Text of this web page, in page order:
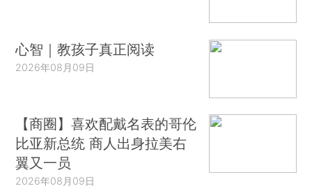
心智｜教孩子真正阅读
2026年08月09日
【商圈】喜欢配戴名表的哥伦
比亚新总统 商人出身拉美右
翼又一员
2026年08月09日